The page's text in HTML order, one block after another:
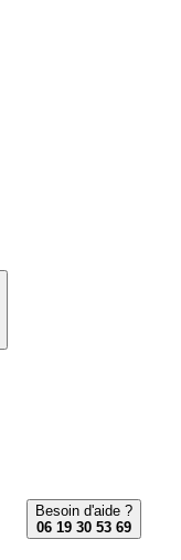
Besoin d'aide ?
06 19 30 53 69